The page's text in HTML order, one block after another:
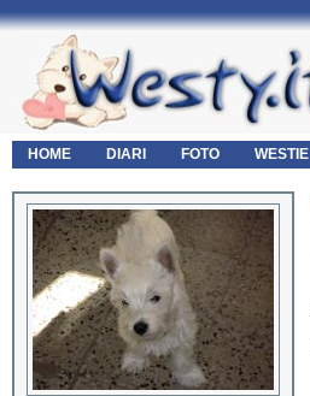
HOME DIARI FOTO WESTIE